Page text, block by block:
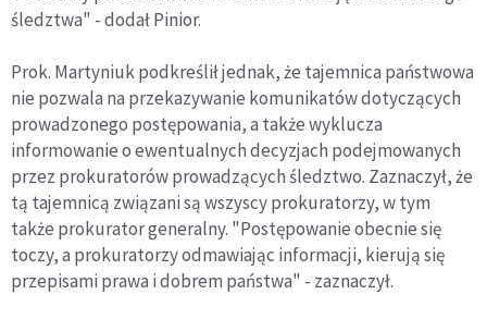
śledztwa" - dodał Pinior.
Prok. Martyniuk podkreślił jednak, że tajemnica państwowa
nie pozwala na przekazywanie komunikatów dotyczących
prowadzonego postępowania, a także wyklucza
informowanie o ewentualnych decyzjach podejmowanych
przez prokuratorów prowadzących śledztwo. Zaznaczył, że
tą tajemnicą związani są wszyscy prokuratorzy, w tym
także prokurator generalny. "Postępowanie obecnie się
toczy, a prokuratorzy odmawiając informacji, kierują się
przepisami prawa i dobrem państwa" - zaznaczył.